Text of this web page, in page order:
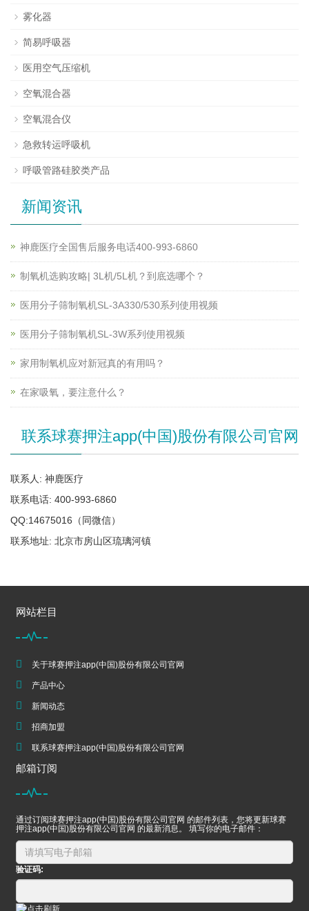
雾化器
简易呼吸器
医用空气压缩机
空氧混合器
空氧混合仪
急救转运呼吸机
呼吸管路硅胶类产品
新闻资讯
神鹿医疗全国售后服务电话400-993-6860
制氧机选购攻略| 3L机/5L机？到底选哪个？
医用分子筛制氧机SL-3A330/530系列使用视频
医用分子筛制氧机SL-3W系列使用视频
家用制氧机应对新冠真的有用吗？
在家吸氧，要注意什么？
联系球赛押注app(中国)股份有限公司官网
联系人: 神鹿医疗
联系电话: 400-993-6860
QQ:14675016（同微信）
联系地址: 北京市房山区琉璃河镇
网站栏目
关于球赛押注app(中国)股份有限公司官网
产品中心
新闻动态
招商加盟
联系球赛押注app(中国)股份有限公司官网
邮箱订阅
通过订阅球赛押注app(中国)股份有限公司官网 的邮件列表，您将更新球赛
押注app(中国)股份有限公司官网 的最新消息。 填写你的电子邮件：
验证码: